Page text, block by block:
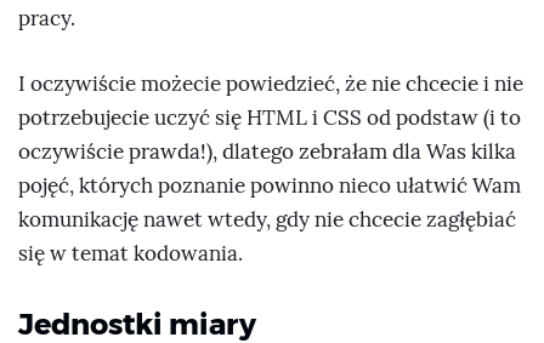
pracy.
I oczywiście możecie powiedzieć, że nie chcecie i nie
potrzebujecie uczyć się HTML i CSS od podstaw (i to
oczywiście prawda!), dlatego zebrałam dla Was kilka
pojęć, których poznanie powinno nieco ułatwić Wam
komunikację nawet wtedy, gdy nie chcecie zagłębiać
się w temat kodowania.
Jednostki miary